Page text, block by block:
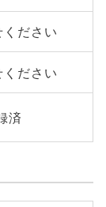
ださい
ださい
済